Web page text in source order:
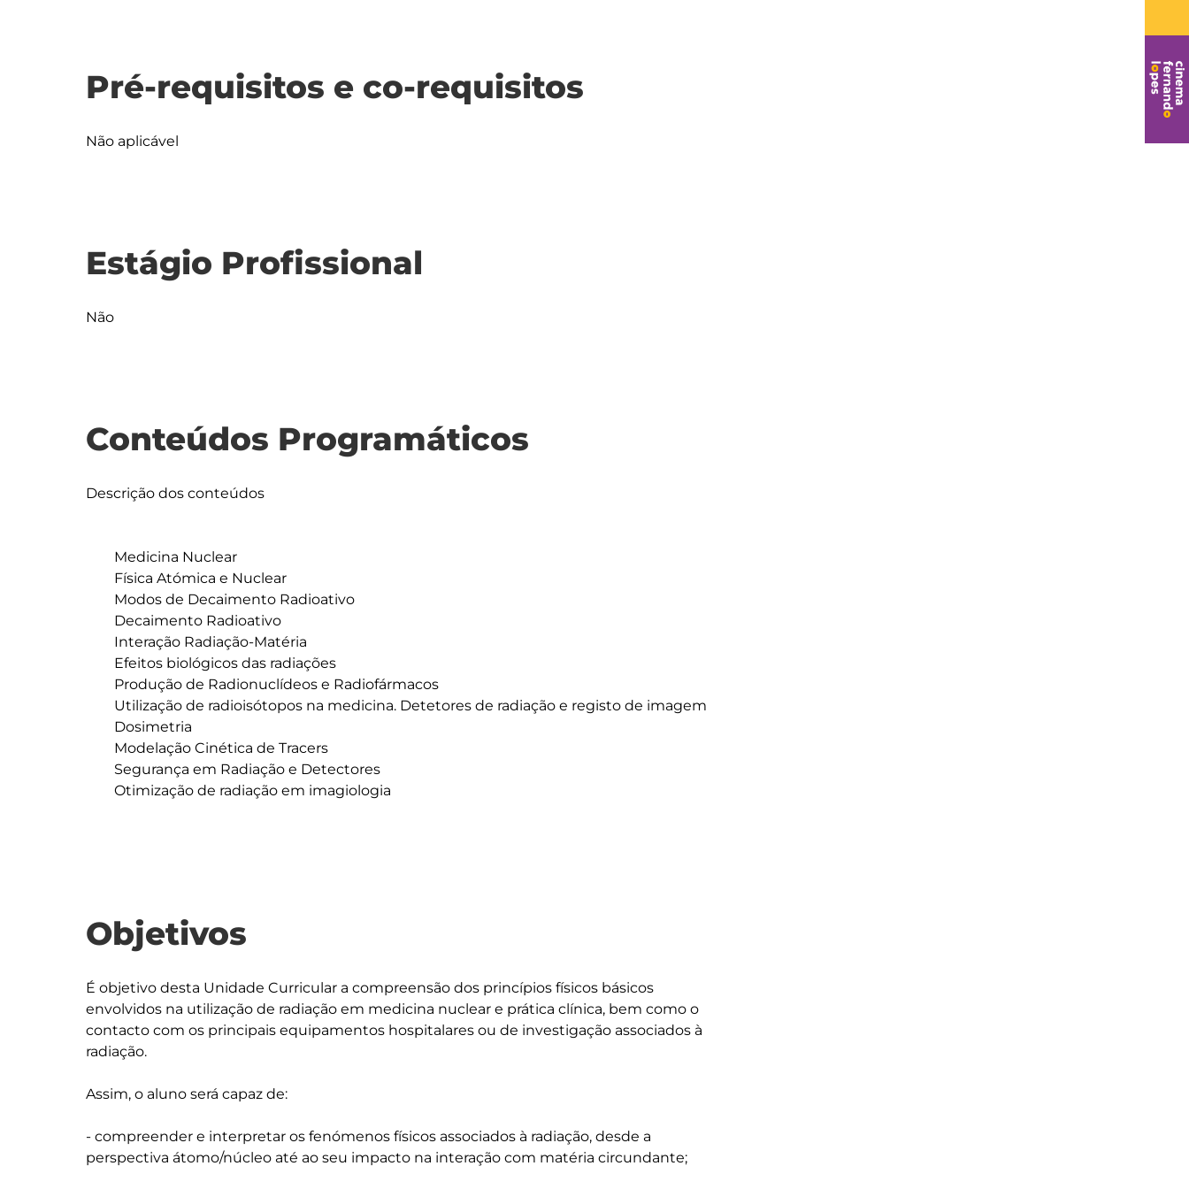
Pré-requisitos e co-requisitos
Não aplicável
Estágio Profissional
Não
Conteúdos Programáticos
Descrição dos conteúdos
Objetivos
É objetivo desta Unidade Curricular a compreensão dos princípios físicos básicos
envolvidos na utilização de radiação em medicina nuclear e prática clínica, bem como o
contacto com os principais equipamentos hospitalares ou de investigação associados à
radiação.
Assim, o aluno será capaz de:
- compreender e interpretar os fenómenos físicos associados à radiação, desde a
perspectiva átomo/núcleo até ao seu impacto na interação com matéria circundante;